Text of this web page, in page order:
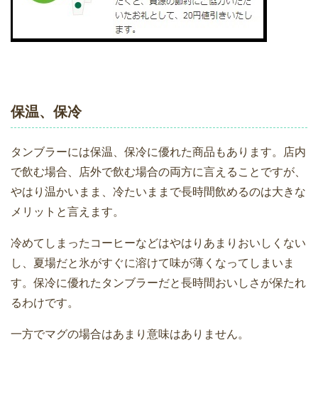
保温、保冷
タンブラーには保温、保冷に優れた商品もあります。店内
で飲む場合、店外で飲む場合の両方に言えることですが、
やはり温かいまま、冷たいままで長時間飲めるのは大きな
メリットと言えます。
冷めてしまったコーヒーなどはやはりあまりおいしくない
し、夏場だと氷がすぐに溶けて味が薄くなってしまいま
す。保冷に優れたタンブラーだと長時間おいしさが保たれ
るわけです。
一方でマグの場合はあまり意味はありません。